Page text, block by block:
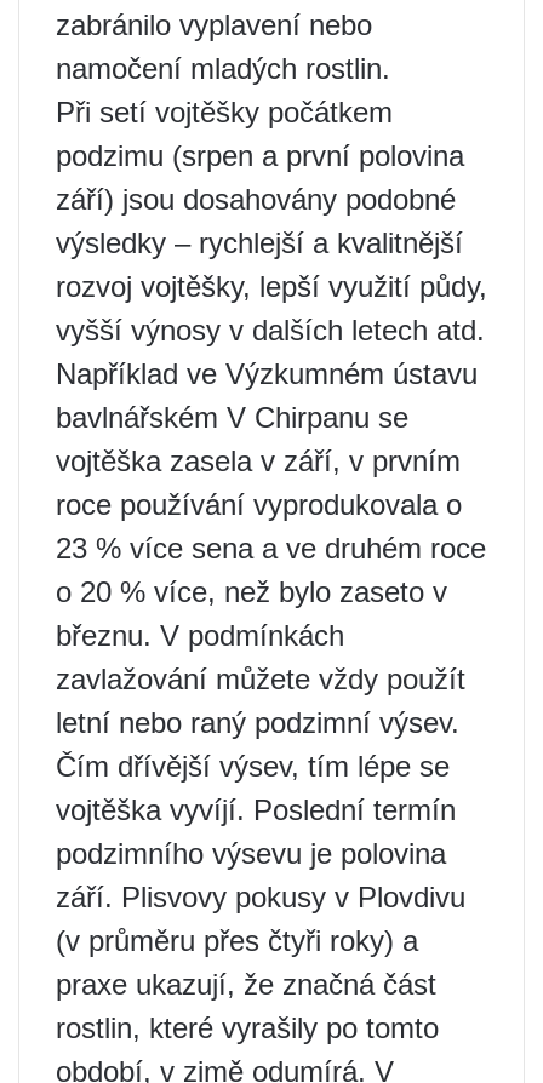
zabránilo vyplavení nebo
namočení mladých rostlin.
Při setí vojtěšky počátkem
podzimu (srpen a první polovina
září) jsou dosahovány podobné
výsledky – rychlejší a kvalitnější
rozvoj vojtěšky, lepší využití půdy,
vyšší výnosy v dalších letech atd.
Například ve Výzkumném ústavu
bavlnářském V Chirpanu se
vojtěška zasela v září, v prvním
roce používání vyprodukovala o
23 % více sena a ve druhém roce
o 20 % více, než bylo zaseto v
březnu. V podmínkách
zavlažování můžete vždy použít
letní nebo raný podzimní výsev.
Čím dřívější výsev, tím lépe se
vojtěška vyvíjí. Poslední termín
podzimního výsevu je polovina
září. Plisvovy pokusy v Plovdivu
(v průměru přes čtyři roky) a
praxe ukazují, že značná část
rostlin, které vyrašily po tomto
období, v zimě odumírá. V